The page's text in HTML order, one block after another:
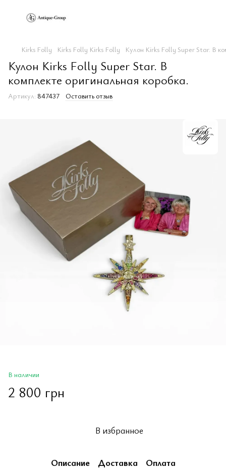
Kirks Folly Kirks Folly Kirks Folly Кулон Kirks Folly Super Star. В
Кулон Kirks Folly Super Star. В
комплекте оригинальная коробка.
Артикул: 847437 Оставить отзыв
В наличии
2 800 грн
В избранное
Описание Доставка Оплата